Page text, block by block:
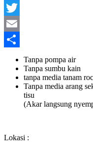
Facebook
Twitter
Email
Tanpa pompa air
Tanpa sumbu kain
tanpa media tanam
Tanpa media arang
tisu
(Akar langsung
Lokasi :